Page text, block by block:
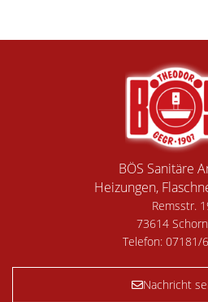
BÖS Sanitäre
Heizungen,
Remsstr.
73614
Telefon: 07181/
Nachricht